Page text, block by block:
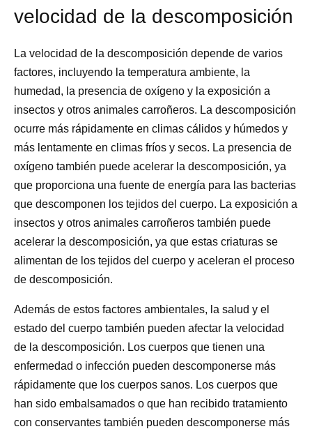
velocidad de la descomposición
La velocidad de la descomposición depende de varios
factores, incluyendo la temperatura ambiente, la
humedad, la presencia de oxígeno y la exposición a
insectos y otros animales carroñeros. La descomposición
ocurre más rápidamente en climas cálidos y húmedos y
más lentamente en climas fríos y secos. La presencia de
oxígeno también puede acelerar la descomposición, ya
que proporciona una fuente de energía para las bacterias
que descomponen los tejidos del cuerpo. La exposición a
insectos y otros animales carroñeros también puede
acelerar la descomposición, ya que estas criaturas se
alimentan de los tejidos del cuerpo y aceleran el proceso
de descomposición.
Además de estos factores ambientales, la salud y el
estado del cuerpo también pueden afectar la velocidad
de la descomposición. Los cuerpos que tienen una
enfermedad o infección pueden descomponerse más
rápidamente que los cuerpos sanos. Los cuerpos que
han sido embalsamados o que han recibido tratamiento
con conservantes también pueden descomponerse más